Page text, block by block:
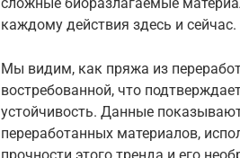
каждому действия здесь и сейчас.
Мы видим, как пряжа из
востребованной, что
устойчивость. Данные
переработанных материалов,